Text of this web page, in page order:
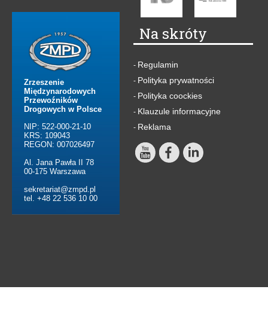
Zrzeszenie
Międzynarodowych
Przewoźników
Drogowych w Polsce
NIP: 522-000-21-10
KRS: 109043
REGON: 007026497
Al. Jana Pawła II 78
00-175 Warszawa
sekretariat@zmpd.pl
tel. +48 22 536 10 00
Na skróty
- Regulamin
- Polityka prywatności
- Polityka coockies
- Klauzule informacyjne
- Reklama